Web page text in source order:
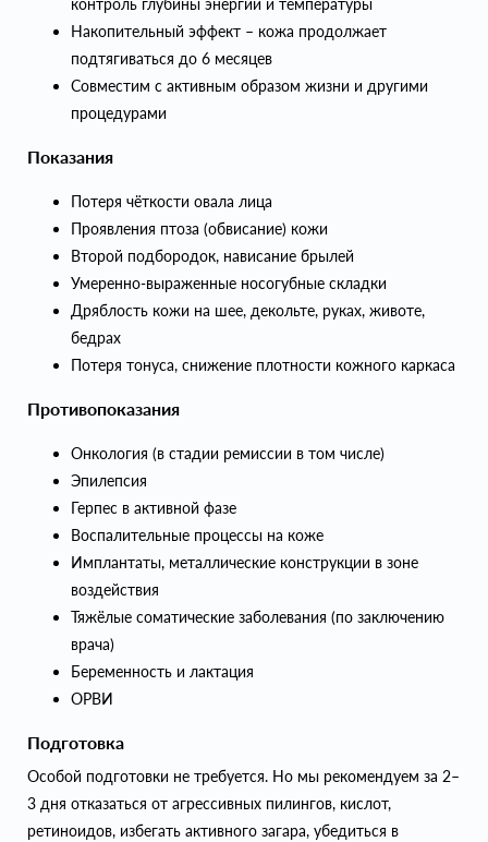
контроль глубины энергии и температуры
Накопительный эффект – кожа продолжает
подтягиваться до 6 месяцев
Совместим с активным образом жизни и другими
процедурами
Показания
Потеря чёткости овала лица
Проявления птоза (обвисание) кожи
Второй подбородок, нависание брылей
Умеренно-выраженные носогубные складки
Дряблость кожи на шее, декольте, руках, животе,
бедрах
Потеря тонуса, снижение плотности кожного каркаса
Противопоказания
Онкология (в стадии ремиссии в том числе)
Эпилепсия
Герпес в активной фазе
Воспалительные процессы на коже
Имплантаты, металлические конструкции в зоне
воздействия
Тяжёлые соматические заболевания (по заключению
врача)
Беременность и лактация
ОРВИ
Подготовка
Особой подготовки не требуется. Но мы рекомендуем за 2–
3 дня отказаться от агрессивных пилингов, кислот,
ретиноидов, избегать активного загара, убедиться в